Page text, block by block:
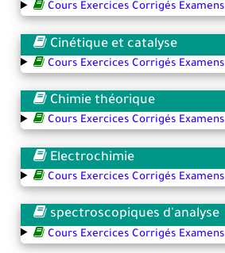
Cours Exercices Corrigés Examens
Cinétique et catalyse
Cours Exercices Corrigés Examens
Chimie théorique
Cours Exercices Corrigés Examens
Electrochimie
Cours Exercices Corrigés Examens
spectroscopiques d'analyse
Cours Exercices Corrigés Examens